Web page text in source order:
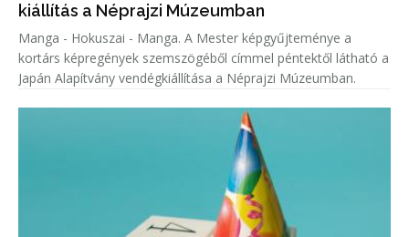
kiállítás a Néprajzi Múzeumban
Manga - Hokuszai - Manga. A Mester képgyűjteménye a
kortárs képregények szemszögéből címmel péntektől látható a
Japán Alapítvány vendégkiállítása a Néprajzi Múzeumban.